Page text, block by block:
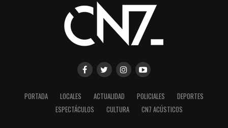
PORTADA LOCALES ACTUALIDAD POLICIALES
DEPORTES
ESPECTÁCULOS
CULTURA CN7 ACÚSTICOS